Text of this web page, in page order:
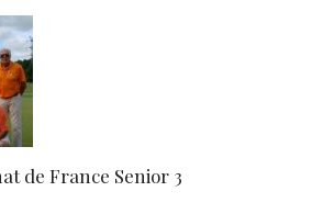
de France Senior 3